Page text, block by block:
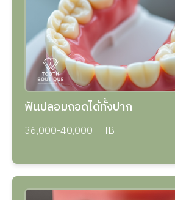
ฟันปลอมถอดได้ทั้งปาก
36,000-40,000 THB